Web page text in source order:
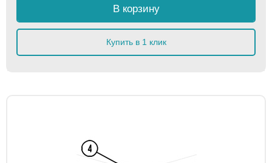
В корзину
Купить в 1 клик